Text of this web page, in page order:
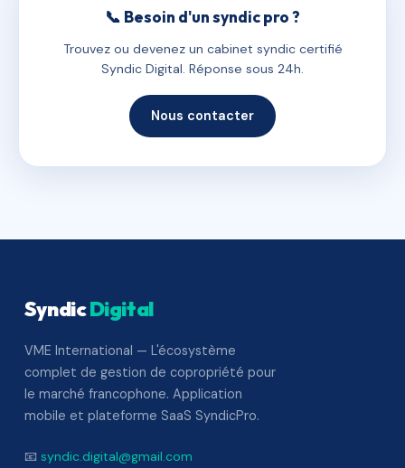
📞 Besoin d'un syndic pro ?
Trouvez ou devenez un cabinet syndic certifié
Syndic Digital. Réponse sous 24h.
Nous contacter
SyndicDigital
VME International — L'écosystème
complet de gestion de copropriété pour
le marché francophone. Application
mobile et plateforme SaaS SyndicPro.
📧 syndic.digital@gmail.com